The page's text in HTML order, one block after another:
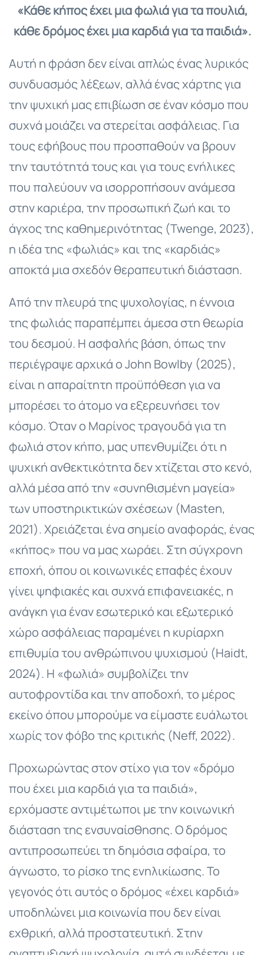
«Κάθε κήπος έχει μια φωλιά για τα πουλιά,
κάθε δρόμος έχει μια καρδιά για τα παιδιά».
Αυτή η φράση δεν είναι απλώς ένας λυρικός
συνδυασμός λέξεων, αλλά ένας χάρτης για
την ψυχική μας επιβίωση σε έναν κόσμο που
συχνά μοιάζει να στερείται ασφάλειας. Για
τους εφήβους που προσπαθούν να βρουν
την ταυτότητά τους και για τους ενήλικες
που παλεύουν να ισορροπήσουν ανάμεσα
στην καριέρα, την προσωπική ζωή και το
άγχος της καθημερινότητας (Twenge, 2023),
η ιδέα της «φωλιάς» και της «καρδιάς»
αποκτά μια σχεδόν θεραπευτική διάσταση.
Από την πλευρά της ψυχολογίας, η έννοια
της φωλιάς παραπέμπει άμεσα στη θεωρία
του δεσμού. Η ασφαλής βάση, όπως την
περιέγραψε αρχικά ο John Bowlby (2025),
είναι η απαραίτητη προϋπόθεση για να
μπορέσει το άτομο να εξερευνήσει τον
κόσμο. Όταν ο Μαρίνος τραγουδά για τη
φωλιά στον κήπο, μας υπενθυμίζει ότι η
ψυχική ανθεκτικότητα δεν χτίζεται στο κενό,
αλλά μέσα από την «συνηθισμένη μαγεία»
των υποστηρικτικών σχέσεων (Masten,
2021). Χρειάζεται ένα σημείο αναφοράς, ένας
«κήπος» που να μας χωράει. Στη σύγχρονη
εποχή, όπου οι κοινωνικές επαφές έχουν
γίνει ψηφιακές και συχνά επιφανειακές, η
ανάγκη για έναν εσωτερικό και εξωτερικό
χώρο ασφάλειας παραμένει η κυρίαρχη
επιθυμία του ανθρώπινου ψυχισμού (Haidt,
2024). Η «φωλιά» συμβολίζει την
αυτοφροντίδα και την αποδοχή, το μέρος
εκείνο όπου μπορούμε να είμαστε ευάλωτοι
χωρίς τον φόβο της κριτικής (Neff, 2022).
Προχωρώντας στον στίχο για τον «δρόμο
που έχει μια καρδιά για τα παιδιά»,
ερχόμαστε αντιμέτωποι με την κοινωνική
διάσταση της ενσυναίσθησης. Ο δρόμος
αντιπροσωπεύει τη δημόσια σφαίρα, το
άγνωστο, το ρίσκο της ενηλικίωσης. Το
γεγονός ότι αυτός ο δρόμος «έχει καρδιά»
υποδηλώνει μια κοινωνία που δεν είναι
εχθρική, αλλά προστατευτική. Στην